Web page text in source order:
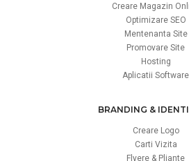
Creare Magazin
Optimizare SEO
Mentenanta Site
Promovare Site
Hosting
Aplicatii Software
BRANDING &
Creare Logo
Carti Vizita
Flyere & Pliante